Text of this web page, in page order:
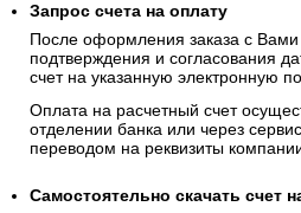
Запрос счета на оплату
После оформления заказа с
подтверждения и согласования
счет на указанную электронную
Оплата на расчетный счет
отделении банка или через
переводом на реквизиты
Самостоятельно скачать счет